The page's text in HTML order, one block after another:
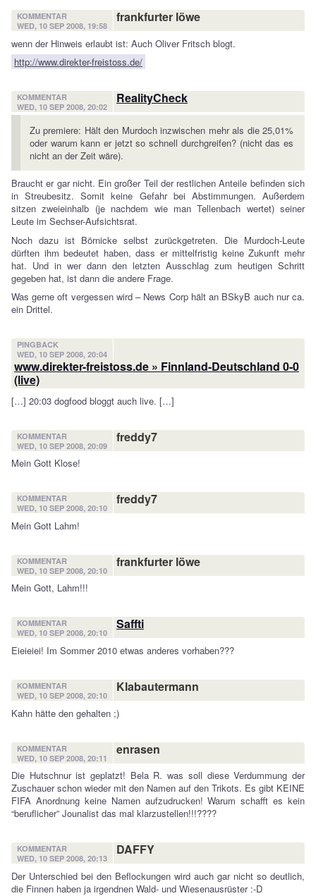
KOMMENTAR
WED, 10 SEP 2008, 19:58
frankfurter löwe
wenn der Hinweis erlaubt ist: Auch Oliver Fritsch blogt.
http://www.direkter-freistoss.de/
KOMMENTAR
WED, 10 SEP 2008, 20:02
RealityCheck
Zu premiere: Hält den Murdoch inzwischen mehr als die 25,01%
oder warum kann er jetzt so schnell durchgreifen? (nicht das es
nicht an der Zeit wäre).
Braucht er gar nicht. Ein großer Teil der restlichen Anteile befinden sich
in Streubesitz. Somit keine Gefahr bei Abstimmungen. Außerdem
sitzen zweieinhalb (je nachdem wie man Tellenbach wertet) seiner
Leute im Sechser-Aufsichtsrat.
Noch dazu ist Börnicke selbst zurückgetreten. Die Murdoch-Leute
dürften ihm bedeutet haben, dass er mittelfristig keine Zukunft mehr
hat. Und in wer dann den letzten Ausschlag zum heutigen Schritt
gegeben hat, ist dann die andere Frage.
Was gerne oft vergessen wird – News Corp hält an BSkyB auch nur ca.
ein Drittel.
PINGBACK
WED, 10 SEP 2008, 20:04
www.direkter-freistoss.de » Finnland-Deutschland 0-0
(live)
[…] 20:03 dogfood bloggt auch live. […]
KOMMENTAR
WED, 10 SEP 2008, 20:09
freddy7
Mein Gott Klose!
KOMMENTAR
WED, 10 SEP 2008, 20:10
freddy7
Mein Gott Lahm!
KOMMENTAR
WED, 10 SEP 2008, 20:10
frankfurter löwe
Mein Gott, Lahm!!!
KOMMENTAR
WED, 10 SEP 2008, 20:10
Saffti
Eieieiei! Im Sommer 2010 etwas anderes vorhaben???
KOMMENTAR
WED, 10 SEP 2008, 20:10
Klabautermann
Kahn hätte den gehalten ;)
KOMMENTAR
WED, 10 SEP 2008, 20:11
enrasen
Die Hutschnur ist geplatzt! Bela R. was soll diese Verdummung der
Zuschauer schon wieder mit den Namen auf den Trikots. Es gibt KEINE
FIFA Anordnung keine Namen aufzudrucken! Warum schafft es kein
“beruflicher” Jounalist das mal klarzustellen!!!????
KOMMENTAR
WED, 10 SEP 2008, 20:13
DAFFY
Der Unterschied bei den Beflockungen wird auch gar nicht so deutlich,
die Finnen haben ja irgendnen Wald- und Wiesenausrüster :-D